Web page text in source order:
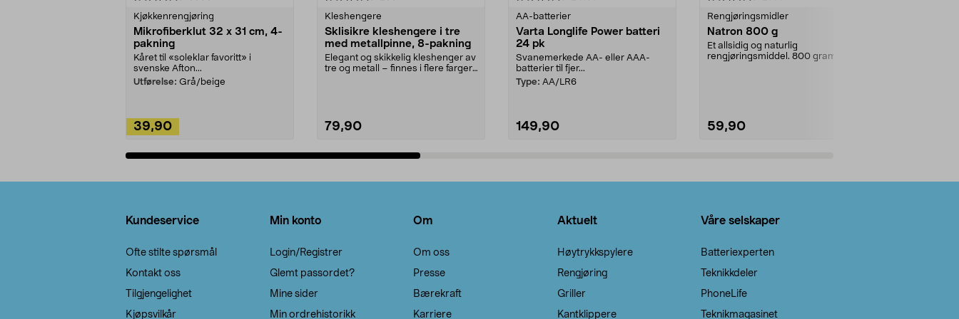
Kjøkkenrengjøring
Mikrofiberklut 32 x 31 cm, 4-
pakning
Kåret til «soleklar favoritt» i
svenske Afton...
Utførelse: Grå/beige
39,90
Kleshengere
Sklisikre kleshengere i tre
med metallpinne, 8-pakning
Elegant og skikkelig kleshenger av
tre og metall – finnes i flere farger.
79,90
AA-batterier
Varta Longlife Power batteri
24 pk
Svanemerkede AA- eller AAA-
batterier til fjer...
Type: AA/LR6
149,90
Rengjøringsmidler
Natron 800 g
Et allsidig og naturlig
rengjøringsmiddel. 800 gram
59,90
Kundeservice
Ofte stilte spørsmål
Kontakt oss
Tilgjengelighet
Kjøpsvilkår
Min konto
Login/Registrer
Glemt passordet?
Mine sider
Min ordrehistorikk
Om
Om oss
Presse
Bærekraft
Karriere
Aktuelt
Høytrykkspylere
Rengjøring
Griller
Kantklippere
Våre selskaper
Batteriexperten
Teknikkdeler
PhoneLife
Teknikmagasinet